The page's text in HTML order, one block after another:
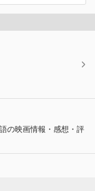
の映画情報・感想・評